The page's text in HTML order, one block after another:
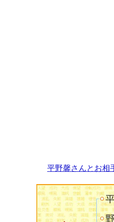
平野馨さんとお相